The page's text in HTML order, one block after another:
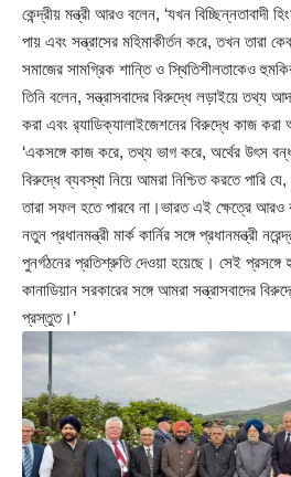
কেন্দ্রীয় মন্ত্রী আরও বলেন, ‘যখন
পায় এবং সন্ত্রাসের মহিমাকীর্তন করে, তখন তারা
সমাজের সামগ্রিক শান্তি ও স্থিতিশীলতাকেও
তিনি বলেন, সন্ত্রাসবাদের বিরুদ্ধে লড়াইয়ে তথ্য
করা এবং র‌্যাডিক্যালাইজেশনের বিরুদ্ধে কাজ
‘একসঙ্গে কাজ করে, তথ্য ভাগ করে, অর্থের উৎস
বিরুদ্ধে ব্যবস্থা নিয়ে আমরা নিশ্চিত করতে পারি যে,
তারা সফল হতে পারবে না।ভারত এই ক্ষেত্রে
নতুন প্রধানমন্ত্রী মার্ক কার্নির সঙ্গে প্রধানমন্ত্রী
পুনর্গঠনের প্রতিশ্রুতি দেওয়া হয়েছে। সেই প্রসঙ্গে
কানাডিয়ান সরকারের সঙ্গে আমরা সন্ত্রাসবাদের
প্রস্তুত।’